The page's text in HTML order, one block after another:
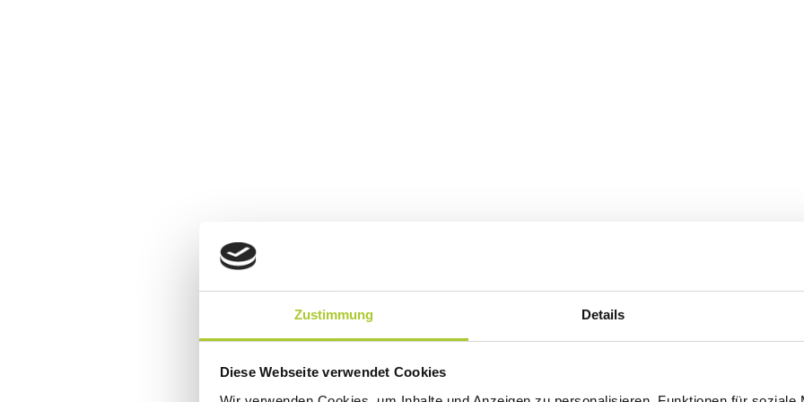
Zustimmung Details
Diese Webseite verwendet Cookies